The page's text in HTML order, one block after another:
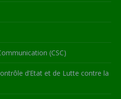
(CSC)
d’Etat et de Lutte contre la